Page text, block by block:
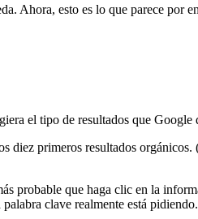
Ahora, esto es lo que parece por
el tipo de resultados que Google
diez primeros resultados
probable que haga clic en la
clave realmente está pidiendo.